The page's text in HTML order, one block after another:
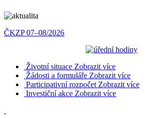
ČKZP 07–08/2026
Životní situace Zobrazit více
Žádosti a formuláře Zobrazit více
Participativní rozpočet Zobrazit více
Investiční akce Zobrazit více